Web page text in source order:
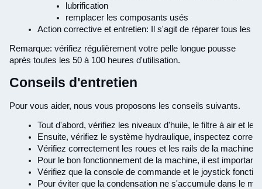
lubrification
remplacer les composants usés
Action corrective et entretien: Il s'agit de réparer tous les
Remarque: vérifiez régulièrement votre pelle longue pousse
après toutes les 50 à 100 heures d'utilisation.
Conseils d'entretien
Pour vous aider, nous vous proposons les conseils suivants.
Tout d'abord, vérifiez les niveaux d'huile, le filtre à air et
Ensuite, vérifiez le système hydraulique, inspectez
Vérifiez correctement les roues et les rails de la machine.
Pour le bon fonctionnement de la machine, il est
Vérifiez que la console de commande et le joystick
Pour éviter que la condensation ne s'accumule dans le